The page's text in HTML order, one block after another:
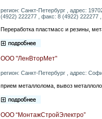
регион: Санкт-Петербург , адрес:
(4922) 222277 , факс: 8 (4922) 222277
Переработка пластмасс и резины,
ООО "ЛенВторМет"
регион: Санкт-Петербург , адрес:
прием металлолома, вывоз
ООО “МонтажСтройЭлектро”